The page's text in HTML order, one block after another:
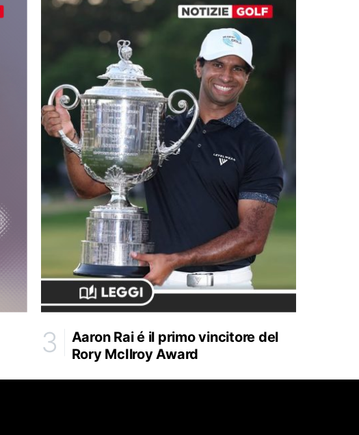
Aaron Rai é il primo vincitore del
Rory McIlroy Award